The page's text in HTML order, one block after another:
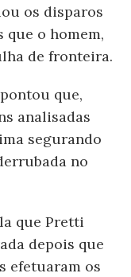
os disparos
que o homem,
de fronteira.
que,
analisadas
segurando
no
que Pretti
depois que
efetuaram os